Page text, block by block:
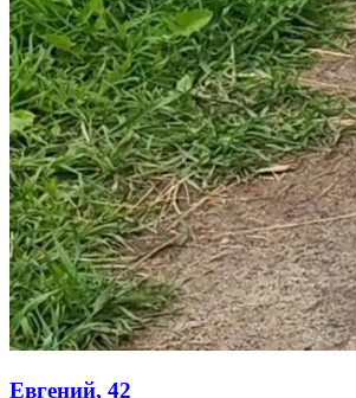
Евгений, 42